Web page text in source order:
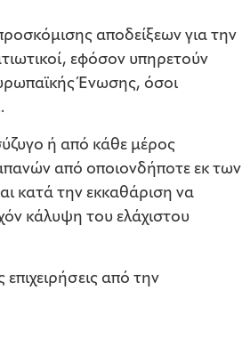
αποδείξεων για την
εφόσον υπηρετούν
Ένωσης, όσοι
ή από κάθε μέρος
από οποιονδήποτε εκ των
κατά την εκκαθάριση να
κάλυψη του ελάχιστου
από την